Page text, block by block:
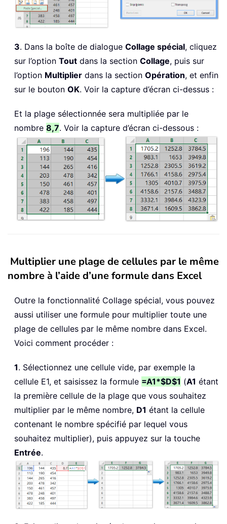
3. Dans la boîte de dialogue Collage spécial, cliquez
sur l’option Tout dans la section Collage, puis sur
l’option Multiplier dans la section Opération, et enfin
sur le bouton OK. Voir la capture d’écran ci-dessus :
Et la plage sélectionnée sera multipliée par le
nombre 8,7. Voir la capture d’écran ci-dessous :
Multiplier une plage de cellules par le même
nombre à l’aide d’une formule dans Excel
Outre la fonctionnalité Collage spécial, vous pouvez
aussi utiliser une formule pour multiplier toute une
plage de cellules par le même nombre dans Excel.
Voici comment procéder :
1. Sélectionnez une cellule vide, par exemple la
cellule E1, et saisissez la formule =A1*$D$1 (A1 étant
la première cellule de la plage que vous souhaitez
multiplier par le même nombre, D1 étant la cellule
contenant le nombre spécifié par lequel vous
souhaitez multiplier), puis appuyez sur la touche
Entrée.